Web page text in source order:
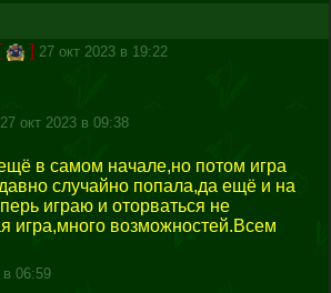
[ ] 27 окт 2023 в 19:22
27 окт 2023 в 09:38
в самом начале,но потом игра
случайно попала,да ещё и на
играю и оторваться не
игра,много возможностей.Всем
в 06:59